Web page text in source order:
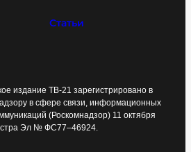
Статьи
издание ТВ-21 зарегистрировано в
в сфере связи, информационных
(Роскомнадзор) 11 октября
Эл № ФС77–46924.